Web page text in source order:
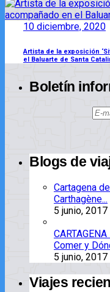
10 diciembre, 2020
Artista de la exposición
el Baluarte de Santa
Boletín
Blogs de
Cartagena
Carthagène...
5 junio, 2017
Comer y
5 junio, 2017
Viajes